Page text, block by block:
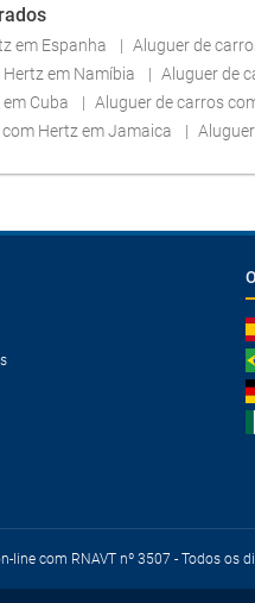
em Espanha Aluguer de
em Namíbia Aluguer de
Cuba Aluguer de carros
Hertz em Jamaica
line com RNAVT nº 3507 - Todos os